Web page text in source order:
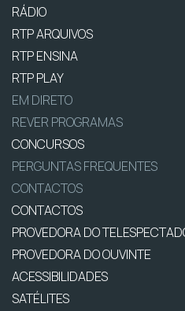
RÁDIO
RTP ARQUIVOS
RTP ENSINA
RTP PLAY
EM DIRETO
REVER PROGRAMAS
CONCURSOS
PERGUNTAS FREQUENTES
CONTACTOS
CONTACTOS
PROVEDORA DO
PROVEDORA DO OUVINTE
ACESSIBILIDADES
SATÉLITES